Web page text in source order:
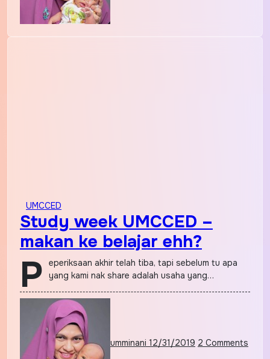
UMCCED
Study week UMCCED –
makan ke belajar ehh?
P
eperiksaan akhir telah tiba, tapi sebelum tu apa
yang kami nak share adalah usaha yang…
umminani 12/31/2019 2 Comments